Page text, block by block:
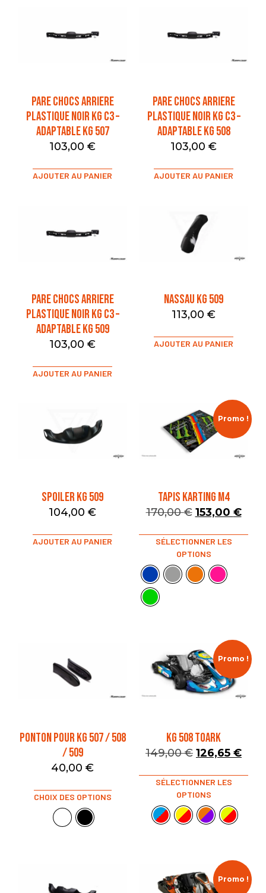
PARE CHOCS ARRIERE
PLASTIQUE NOIR KG C3 –
ADAPTABLE KG 507
103,00 €
AJOUTER AU PANIER
PARE CHOCS ARRIERE
PLASTIQUE NOIR KG C3 –
ADAPTABLE KG 508
103,00 €
AJOUTER AU PANIER
PARE CHOCS ARRIERE
PLASTIQUE NOIR KG C3 –
ADAPTABLE KG 509
103,00 €
AJOUTER AU PANIER
NASSAU KG 509
113,00 €
AJOUTER AU PANIER
SPOILER KG 509
104,00 €
AJOUTER AU PANIER
Promo !
TAPIS KARTING M4
170,00€ 153,00 €
SÉLECTIONNER LES
OPTIONS
PONTON POUR KG 507 / 508
/ 509
40,00 €
CHOIX DES OPTIONS
Promo !
KG 508 TOARK
149,00€ 126,65 €
SÉLECTIONNER LES
OPTIONS
Promo !